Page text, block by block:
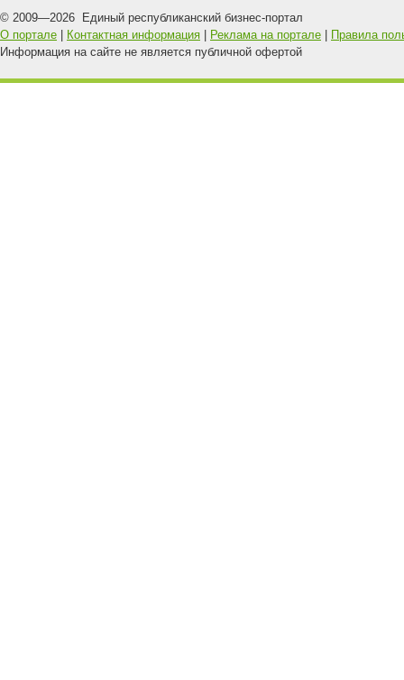
© 2009—2026 Единый республиканский бизнес-портал
О портале
Контактная информация Реклама на портале
Правила
Информация на сайте не является публичной офертой